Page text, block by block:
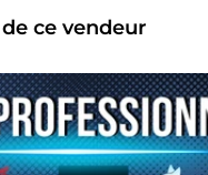
à la réalisation d'images
ligne que je peux aussi
Je suis là pour
impactantes,
ensemble pour faire
ce vendeur